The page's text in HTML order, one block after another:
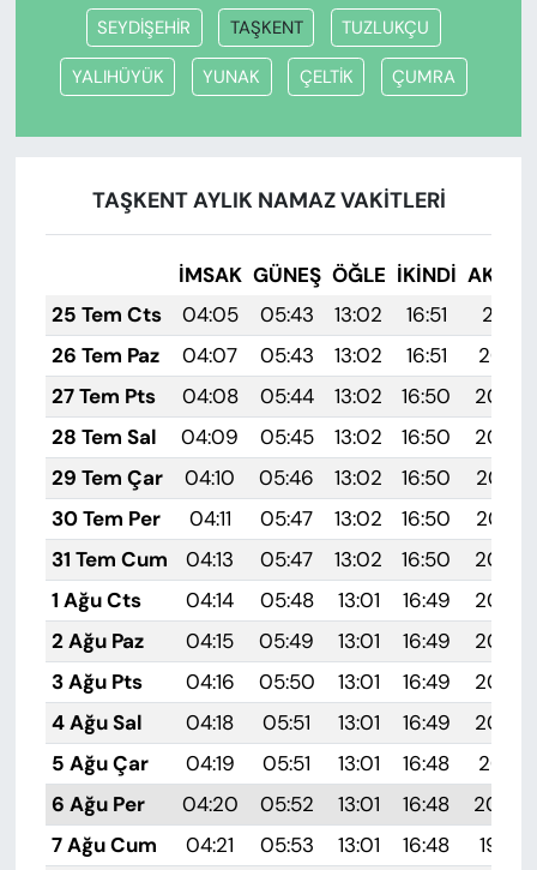
SEYDİŞEHİR TAŞKENT TUZLUKÇU
YALIHÜYÜK YUNAK ÇELTİK ÇUMRA
TAŞKENT AYLIK NAMAZ VAKITLERI
İMSAK GÜNEŞ ÖĞLE İKINDI
25 Tem Cts
04:05 05:43 13:02 16:51
20:11
26 Tem Paz
04:07 05:43 13:02 16:51
20:10
27 Tem Pts
04:08 05:44 13:02 16:50
20:09
28 Tem Sal
04:09 05:45 13:02 16:50
20:08
29 Tem Çar
04:10 05:46 13:02 16:50
20:07
30 Tem Per
04:11 05:47 13:02 16:50
20:07
31 Tem Cum
04:13 05:47 13:02 16:50
20:06
1 Ağu Cts
04:14 05:48 13:01 16:49
20:05
2 Ağu Paz
04:15 05:49 13:01 16:49
20:04
3 Ağu Pts
04:16 05:50 13:01 16:49
20:03
4 Ağu Sal
04:18 05:51 13:01 16:49
20:02
5 Ağu Çar
04:19 05:51 13:01 16:48
20:01
6 Ağu Per
04:20 05:52 13:01 16:48
20:00
7 Ağu Cum
04:21 05:53 13:01 16:48
19:59